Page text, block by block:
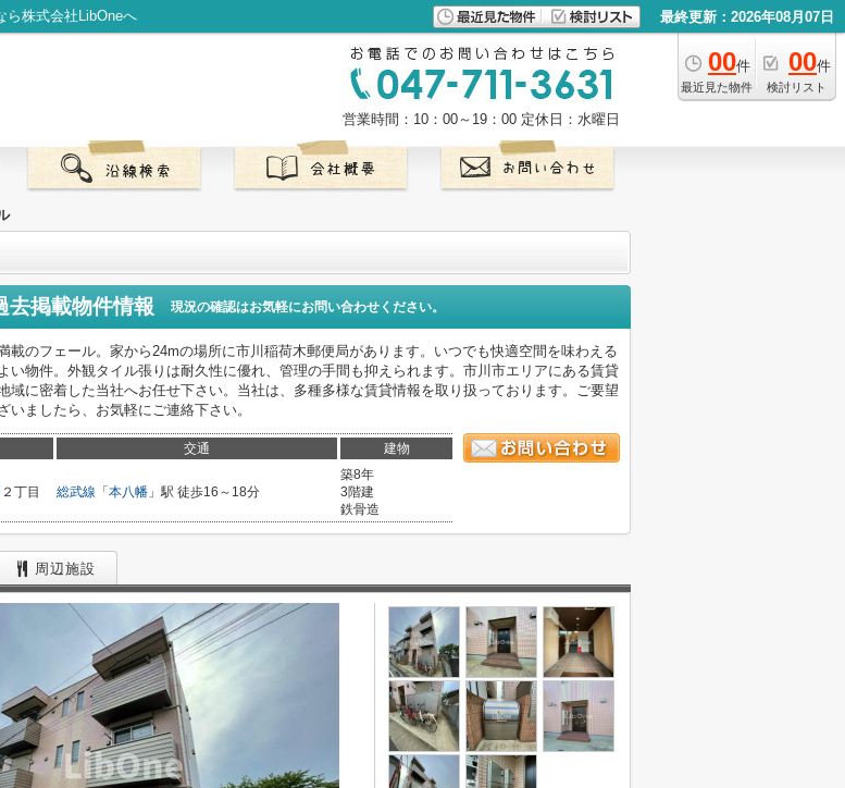
ら株式会社LibOneへ 最終更新：2026年08月07日
00件
最近見た物件
00件
検討リスト
営業時間：10：00～19：00 定休日：水曜日
去掲載物件情報 現況の確認はお気軽にお問い合わせください。
載のフェール。家から24mの場所に市川稲荷木郵便局があります。いつでも快適空間を味わえる
い物件。外観タイル張りは耐久性に優れ、管理の手間も抑えられます。市川市エリアにある賃貸
域に密着した当社へお任せ下さい。当社は、多種多様な賃貸情報を取り扱っております。ご要望
いましたら、お気軽にご連絡下さい。
交通 建物
２丁目 総武線 「 本八幡 」駅 徒歩16～18分
築8年
3階建
鉄骨造
周辺施設